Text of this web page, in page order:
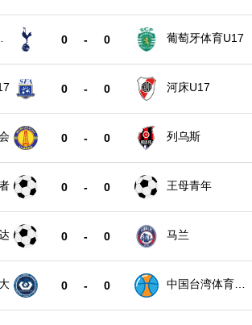
0 - 0 葡萄牙体育U17
0 - 0 河床U17
0 - 0 列乌斯
0 - 0 王母青年
0 - 0 马兰
0 - 0
中国台湾体育大